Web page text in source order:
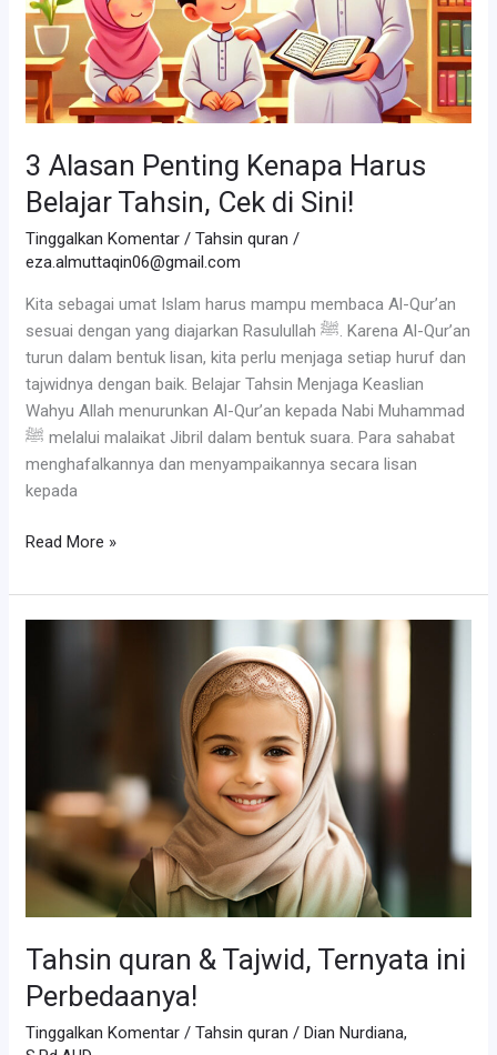
3 Alasan Penting Kenapa Harus
Belajar Tahsin, Cek di Sini!
Tinggalkan Komentar /Tahsin quran /
eza.almuttaqin06@gmail.com
Kita sebagai umat Islam harus mampu membaca Al-Qur’an
sesuai dengan yang diajarkan Rasulullah ﷺ. Karena Al-Qur’an
turun dalam bentuk lisan, kita perlu menjaga setiap huruf dan
tajwidnya dengan baik. Belajar Tahsin Menjaga Keaslian
Wahyu Allah menurunkan Al-Qur’an kepada Nabi Muhammad
ﷺ melalui malaikat Jibril dalam bentuk suara. Para sahabat
menghafalkannya dan menyampaikannya secara lisan
kepada
3
Penting
Kenapa
Read More »
Tahsin quran & Tajwid, Ternyata ini
Perbedaanya!
Tinggalkan Komentar /Tahsin quran /Dian Nurdiana,